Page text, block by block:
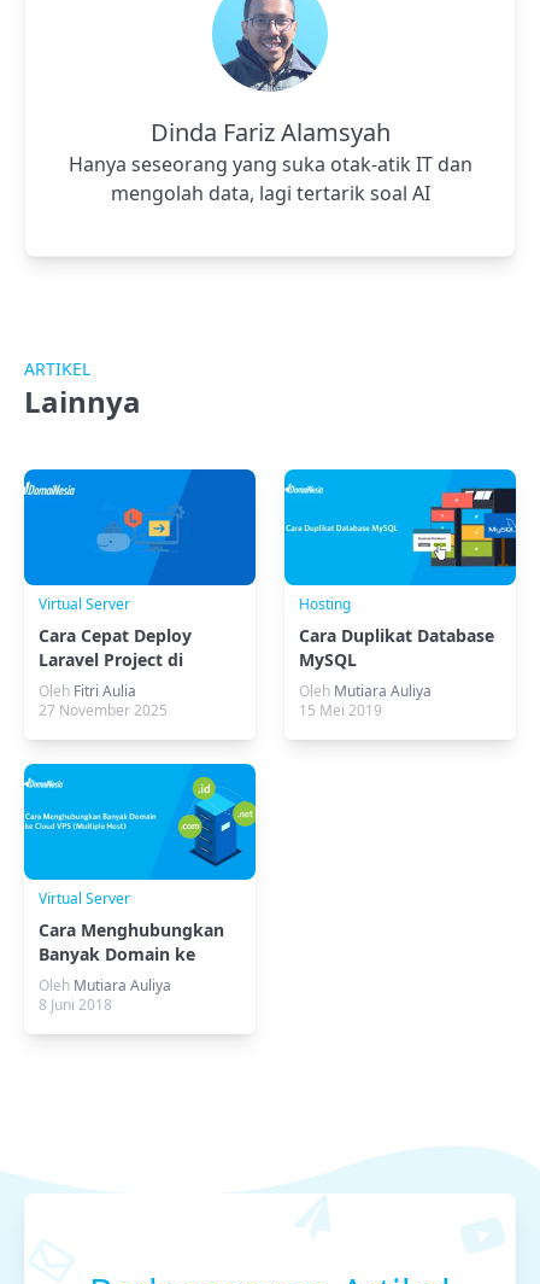
Dinda Fariz Alamsyah
Hanya seseorang yang suka otak-atik IT dan
mengolah data, lagi tertarik soal AI
ARTIKEL
Lainnya
Virtual Server
Cara Cepat Deploy
Laravel Project di
Docker
Oleh Fitri Aulia
27 November 2025
Hosting
Cara Duplikat Database
MySQL
Oleh Mutiara Auliya
15 Mei 2019
Virtual Server
Cara Menghubungkan
Banyak Domain ke
Cloud VPS (Mutiple
Host)
Oleh Mutiara Auliya
8 Juni 2018